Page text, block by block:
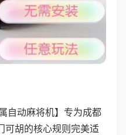
自动麻将机】专为成都
可胡的核心规则完美适